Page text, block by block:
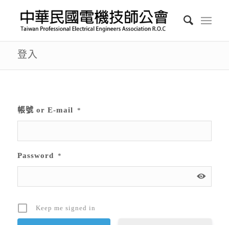
登入
帳號 or E-mail *
Password *
Keep me signed in